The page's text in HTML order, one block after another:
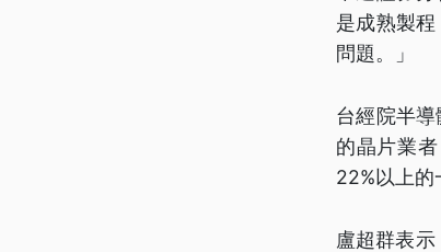
是成熟製
問題。」
台經院半
的晶片業
22%以上的
盧超群表